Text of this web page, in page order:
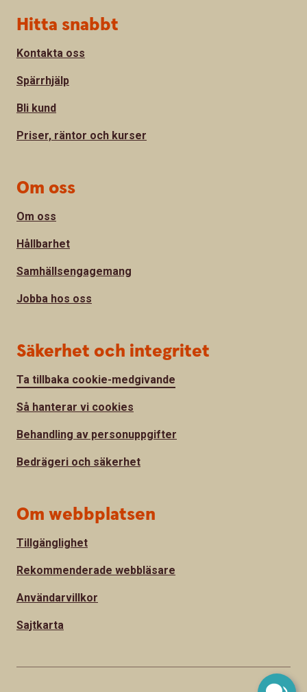
Sidfot
Hitta snabbt
Kontakta oss
Spärrhjälp
Bli kund
Priser, räntor och kurser
Om oss
Om oss
Hållbarhet
Samhällsengagemang
Jobba hos oss
Säkerhet och integritet
Ta tillbaka cookie-medgivande
Så hanterar vi cookies
Behandling av personuppgifter
Bedrägeri och säkerhet
Om webbplatsen
Tillgänglighet
Rekommenderade webbläsare
Användarvillkor
Sajtkarta